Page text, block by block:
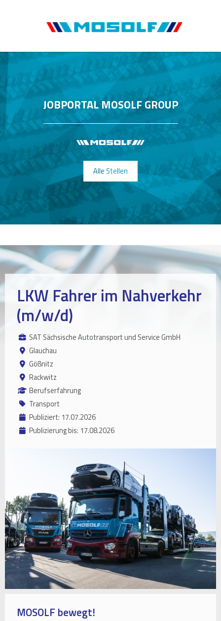
JOBPORTAL MOSOLF GROUP
Alle Stellen
LKW Fahrer im Nahverkehr
(m/w/d)
SAT Sächsische Autotransport und Service GmbH
Glauchau
Gößnitz
Rackwitz
Berufserfahrung
Transport
Publiziert: 17.07.2026
Publizierung bis: 17.08.2026
MOSOLF bewegt!